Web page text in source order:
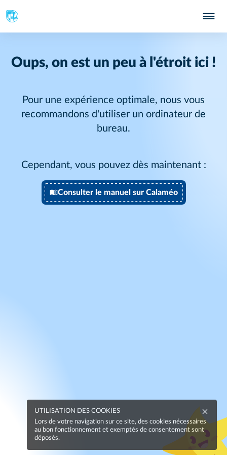
Oups, on est un peu à l'étroit ici !
Pour une expérience optimale, nous vous
recommandons d'utiliser un ordinateur de
bureau.
Cependant, vous pouvez dès maintenant :
Consulter le manuel sur Calaméo
UTILISATION DES COOKIES
Lors de votre navigation sur ce site, des cookies nécessaires
au bon fonctionnement et exemptés de consentement sont
déposés.